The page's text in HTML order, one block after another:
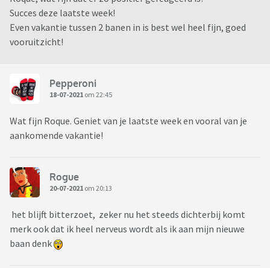
Succes deze laatste week!
Even vakantie tussen 2 banen in is best wel heel fijn, goed
vooruitzicht!
Pepperoni
18-07-2021 om 22:45
Wat fijn Roque. Geniet van je laatste week en vooral van je
aankomende vakantie!
Rogue
20-07-2021 om 20:13
het blijft bitterzoet, zeker nu het steeds dichterbij komt
merk ook dat ik heel nerveus wordt als ik aan mijn nieuwe
baan denk